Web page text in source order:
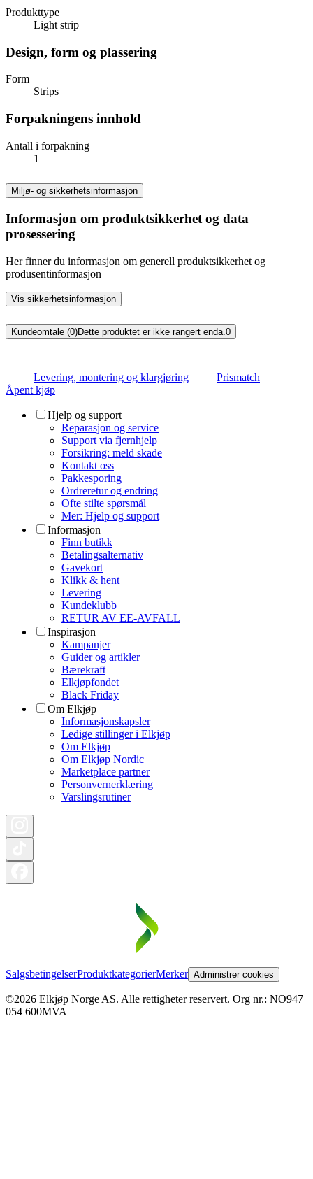
Produkttype
Light strip
Design, form og plassering
Form
Strips
Forpakningens innhold
Antall i forpakning
1
Miljø- og sikkerhetsinformasjon
Informasjon om produktsikkerhet og data
prosessering
Her finner du informasjon om generell produktsikkerhet og
produsentinformasjon
Vis sikkerhetsinformasjon
Kundeomtale (0)Dette produktet er ikke rangert enda.0
Levering, montering og klargjøring
Prismatch
Åpent kjøp
Hjelp og support
Reparasjon og service
Support via fjernhjelp
Forsikring: meld skade
Kontakt oss
Pakkesporing
Ordreretur og endring
Ofte stilte spørsmål
Mer: Hjelp og support
Informasjon
Finn butikk
Betalingsalternativ
Gavekort
Klikk & hent
Levering
Kundeklubb
RETUR AV EE-AVFALL
Inspirasjon
Kampanjer
Guider og artikler
Bærekraft
Elkjøpfondet
Black Friday
Om Elkjøp
Informasjonskapsler
Ledige stillinger i Elkjøp
Om Elkjøp
Om Elkjøp Nordic
Marketplace partner
Personvernerklæring
Varslingsrutiner
SalgsbetingelserProduktkategorierMerker Administrer cookies
©2026 Elkjøp Norge AS. Alle rettigheter reservert. Org nr.: NO947
054 600MVA